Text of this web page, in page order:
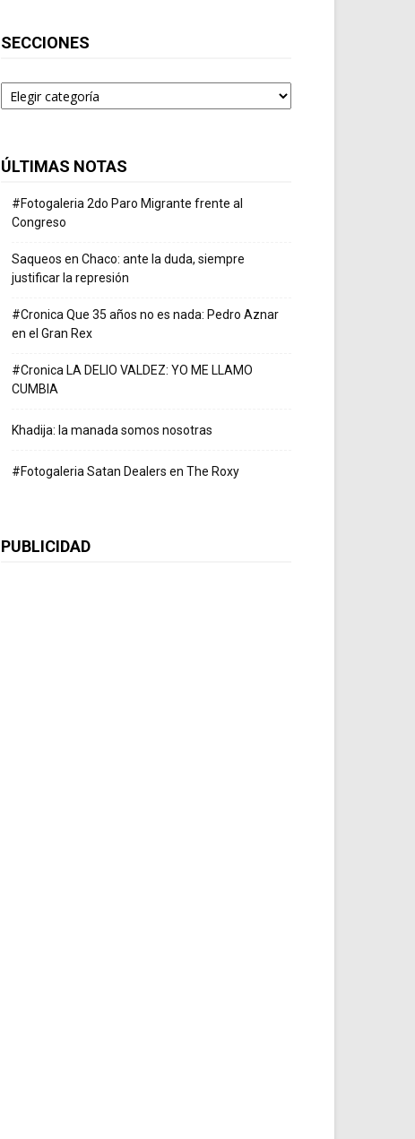
SECCIONES
Secciones
ÚLTIMAS NOTAS
#Fotogaleria 2do Paro Migrante frente al
Congreso
Saqueos en Chaco: ante la duda, siempre
justificar la represión
#Cronica Que 35 años no es nada: Pedro Aznar
en el Gran Rex
#Cronica LA DELIO VALDEZ: YO ME LLAMO
CUMBIA
Khadija: la manada somos nosotras
#Fotogaleria Satan Dealers en The Roxy
PUBLICIDAD